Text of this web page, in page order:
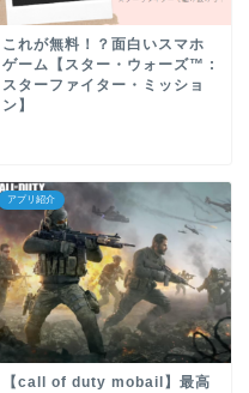
これが無料！？面白いスマホ
ゲーム【スター・ウォーズ™ :
スターファイター・ミッショ
ン】
アプリ紹介
【call of duty mobail】最高